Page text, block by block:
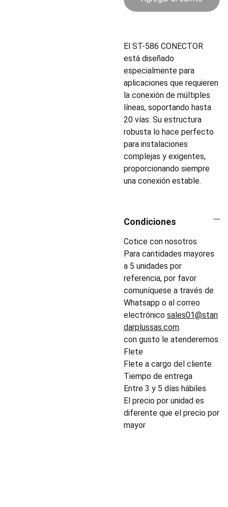
El ST-586 CONECTOR
está diseñado
especialmente para
aplicaciones que requieren
la conexión de múltiples
líneas, soportando hasta
20 vías. Su estructura
robusta lo hace perfecto
para instalaciones
complejas y exigentes,
proporcionando siempre
una conexión estable.
Condiciones
Cotice con nosotros
Para cantidades mayores
a 5 unidades por
referencia, por favor
comuníquese a través de
Whatsapp o al correo
electrónico sales01@stan
darplussas.com.
con gusto le atenderemos.
Flete
Flete a cargo del cliente.
Tiempo de entrega
Entre 3 y 5 días hábiles
El precio por unidad es
diferente que el precio por
mayor